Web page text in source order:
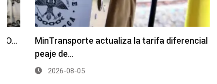
MinTransporte actualiza la tarifa diferencial del
peaje de…
2026-08-05